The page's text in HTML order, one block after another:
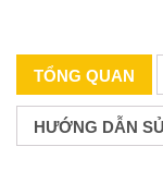
TỔNG QUAN
HƯỚNG DẪN